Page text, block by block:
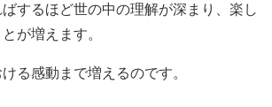
するほど世の中の理解が深まり、楽し
が増えます。
る感動まで増えるのです。